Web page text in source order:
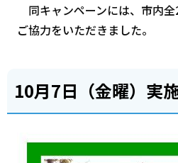
同キャンペーンには、市内
ご協力をいただきました。
10月7日（金曜）実